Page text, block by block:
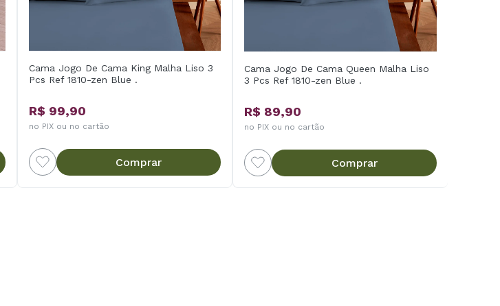
Cama Jogo De Cama King Malha Liso 3
Pcs Ref 1810-zen Blue .
R$ 99,90
no PIX ou no cartão
Comprar
Cama Jogo De Cama Queen Malha Liso
3 Pcs Ref 1810-zen Blue .
R$ 89,90
no PIX ou no cartão
Comprar